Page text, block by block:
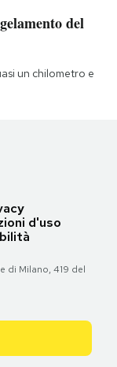
del
un chilometro e
d'uso
di Milano, 419 del